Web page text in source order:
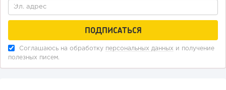
Соглашаюсь на обработку персональных данных и получение
полезных писем.